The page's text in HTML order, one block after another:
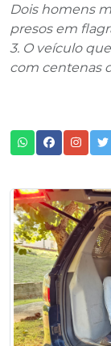
Dois homens
presos em
3. O veículo
com centenas